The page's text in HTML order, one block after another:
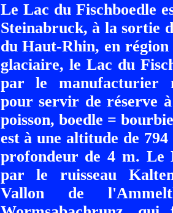
Le Lac du Fischboedle
Steinabruck, à la sortie
du Haut-Rhin, en
glaciaire, le Lac du
par le manufacturier
pour servir de réserve
poisson, boedle =
est à une altitude de
profondeur de 4 m. Le
par le ruisseau
Vallon de